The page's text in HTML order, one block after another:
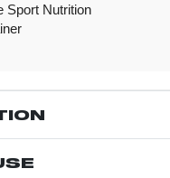
Sport Nutrition